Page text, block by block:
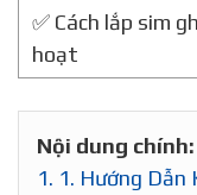
✅ Cách lắp sim
hoạt
Nội dung chính:
1. 1. Hướng Dẫn